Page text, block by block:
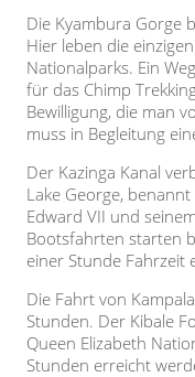
Die Kyambura Gorge
Hier leben die
Nationalparks. Ein
für das Chimp
Bewilligung, die man
muss in Begleitung
Der Kazinga Kanal
Lake George,
Edward VII und
Bootsfahrten starten
einer Stunde Fahrzeit
Die Fahrt von
Stunden. Der Kibale
Queen Elizabeth
Stunden erreicht